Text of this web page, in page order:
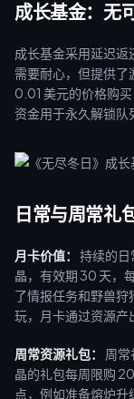
成长基金：无
成长基金采用延迟
需要耐心，但提供
0.01 美元的价格购
资金用于永久解锁队
日常与周常礼
月卡价值：
持续的
晶，有效期 30 天，
了情报任务和野兽狩
玩，月卡通过资源产
周常资源礼包：
周
晶的礼包每周限购
点，例如准备熔炉升